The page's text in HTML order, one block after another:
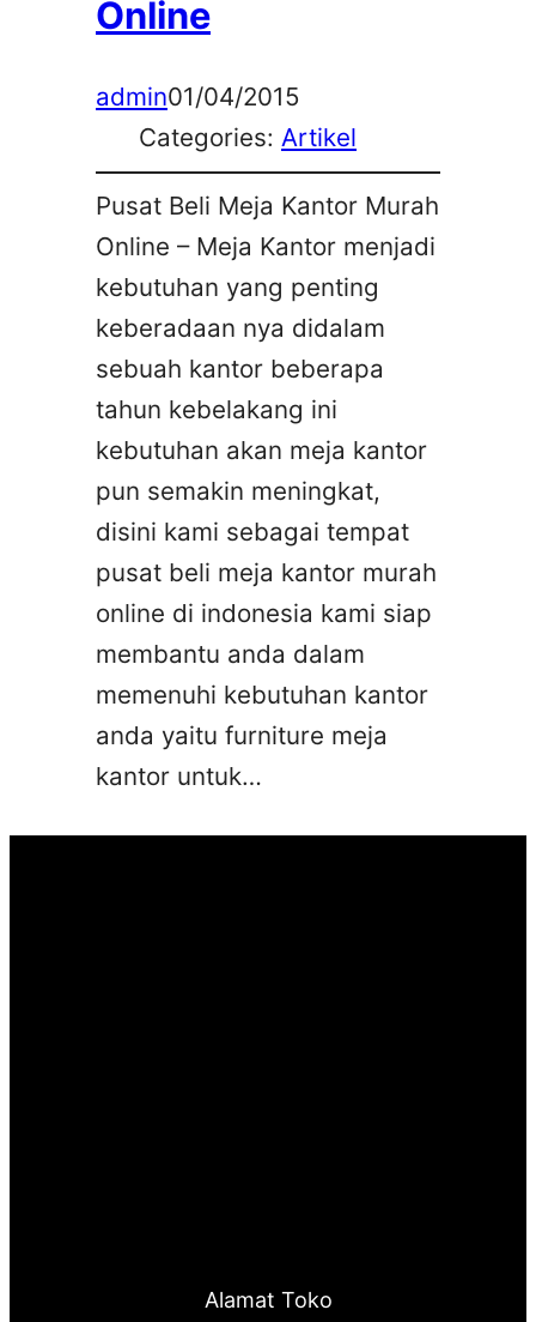
Online
admin01/04/2015
Categories: Artikel
Pusat Beli Meja Kantor Murah
Online – Meja Kantor menjadi
kebutuhan yang penting
keberadaan nya didalam
sebuah kantor beberapa
tahun kebelakang ini
kebutuhan akan meja kantor
pun semakin meningkat,
disini kami sebagai tempat
pusat beli meja kantor murah
online di indonesia kami siap
membantu anda dalam
memenuhi kebutuhan kantor
anda yaitu furniture meja
kantor untuk…
Alamat Toko